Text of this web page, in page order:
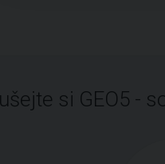
si GEO5 -